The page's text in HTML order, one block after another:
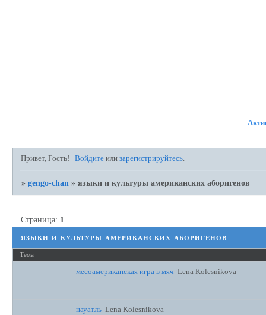
Привет, Гость! Войдите илизарегистрируйтесь.
»gengo-chan »языки и культуры американских аборигенов
языки и культуры американских аборигенов
Страница: 1
Тема
месоамериканская игра в мяч Lena Kolesnikova
науатль Lena Kolesnikova